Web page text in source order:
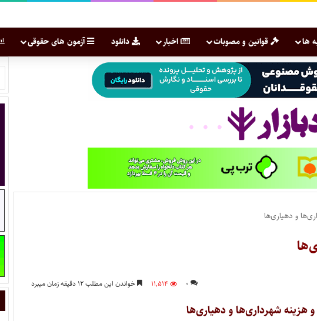
ها قوانین و مصوبات اخبار دانلود آزمون های حقوقی
و دهیاری‌ها
۰ ۱۱,۵۱۴ خواندن این مطلب ۱۲ دقیقه زمان میبرد
و هزینه شهرداری‌ها و دهیاری‌ها